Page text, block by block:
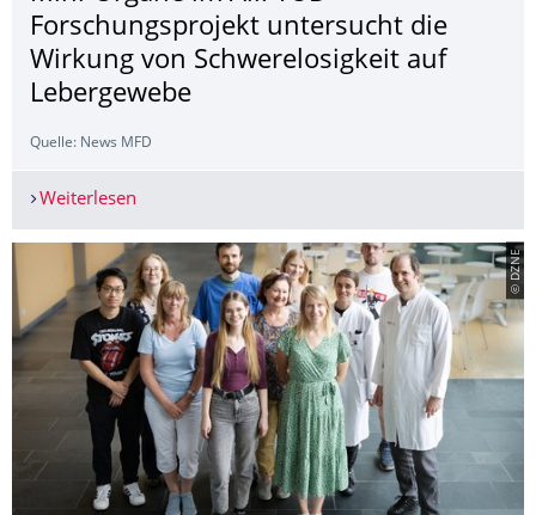
Forschungsprojekt untersucht die
Wirkung von Schwerelosigkeit auf
Lebergewebe
Quelle: News MFD
Weiterlesen
© DZNE